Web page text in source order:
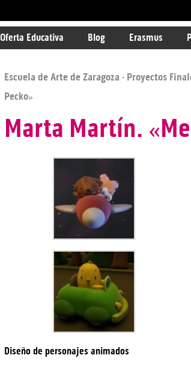
Oferta Educativa Blog Erasmus
Escuela de Arte de Zaragoza · Proyectos
Pecko»
Marta Martín.
Diseño de personajes animados